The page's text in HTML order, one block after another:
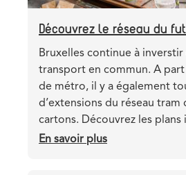
Découvrez le réseau du
Teaser
Bruxelles continue à inverstir
transport en commun. A
de métro, il y a également
d’extensions du réseau tram
cartons. Découvrez les plans
En savoir plus